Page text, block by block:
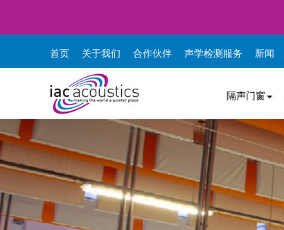
首页 关于我们 合作伙伴 声学检测服务 新闻
隔声门窗